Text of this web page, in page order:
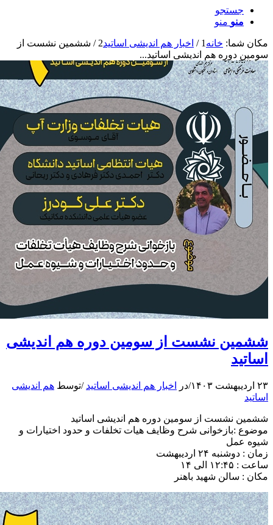
جستجو
منو منو
شما: خانه1 اخبار هم اندیشی اساتید2
/ ششمین نشست از
دوره هم اندیشی اساتید...
نشست از سومین دوره هم اندیشی
۱۴۰۳ /دراخبار هم اندیشی اساتید /توسطهم اندیشی
نشست از سومین دوره هم اندیشی اساتید
:بازخوانی شرح وظایف هیات تخلفات و حدود اختیارات و
عمل
: دوشنبه ۲۴ اردیبهشت
: ۱۲:۴۵ الی ۱۴
: سالن شهید باهنر